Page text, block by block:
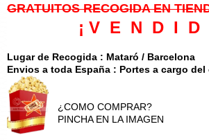
GRATUITOS RECOGIDA EN
¡ V E N D I D
Lugar de Recogida : Mataró / Barcelona
Envios a toda España : Portes a cargo del
¿COMO COMPRAR?
PINCHA EN LA IMAGEN